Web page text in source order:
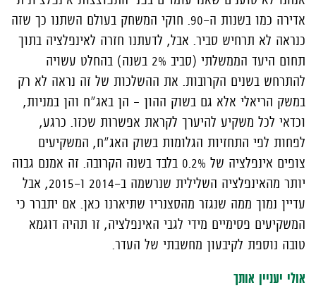
אדירה כמו בשנות ה-90. חוקי המשחק בעולם השתנו כך שזה
כנראה לא תרחיש סביר. אבל, לדעתנו חזרה לאינפלציה בתוך
תחום היעד הממשלתי (סביב 2% בשנה) בהחלט עשויה
להתרחש בשנים הקרובות. את ההשלכות של זה נראה לא רק
במשק הריאלי אלא גם בשוק ההון – הן באג"ח והן במניות,
וכדאי לכל משקיע להיערך לקראת אפשרות שכזו. כרגע,
לפחות לפי התחזיות הגלומות בשוק האג"ח, המשקיעים
צופים אינפלציה של 0.2% בלבד בשנה הקרובה. זה אמנם גבוה
יותר מהאינפלציה השלילית שנרשמה ב-2014 ו-2015, אבל
עדיין נמוך ממה שנגזר מהסצנריו שתיארנו כאן. אם יתברר כי
המשקיעים פסימיים מידי לגבי האינפלציה, זו תהיה דוגמא
טובה נוספת לקיבעון מחשבתי של העדר.
אולי יעניין אותך